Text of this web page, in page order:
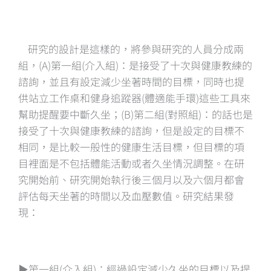
研究的設計是這樣的，將參與研究的人員分成兩
組，(A)第一組(介入組)：是接受了十次與健康教練的
諮詢，並且有設定減少坐著時間的目標，同時也提
供站立工作桌和健身追蹤器(體適能手環)這些工具來
幫助提醒要中斷久坐；(B)第二組(對照組)：的話也是
接受了十次與健康教練的諮詢，但是設定的目標不
相同，是比較一般性的健康生活目標，但目標的項
目裡面是不包括體能活動或者久坐情況調整。在研
究開始前、研究開始執行後三個月以及六個月都會
評估每天坐著的時間以及血壓數值。研究結果發
現：